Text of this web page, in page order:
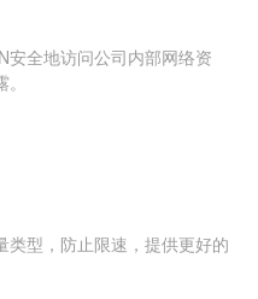
安全地访问公司内部网络资
类型，防止限速，提供更好的